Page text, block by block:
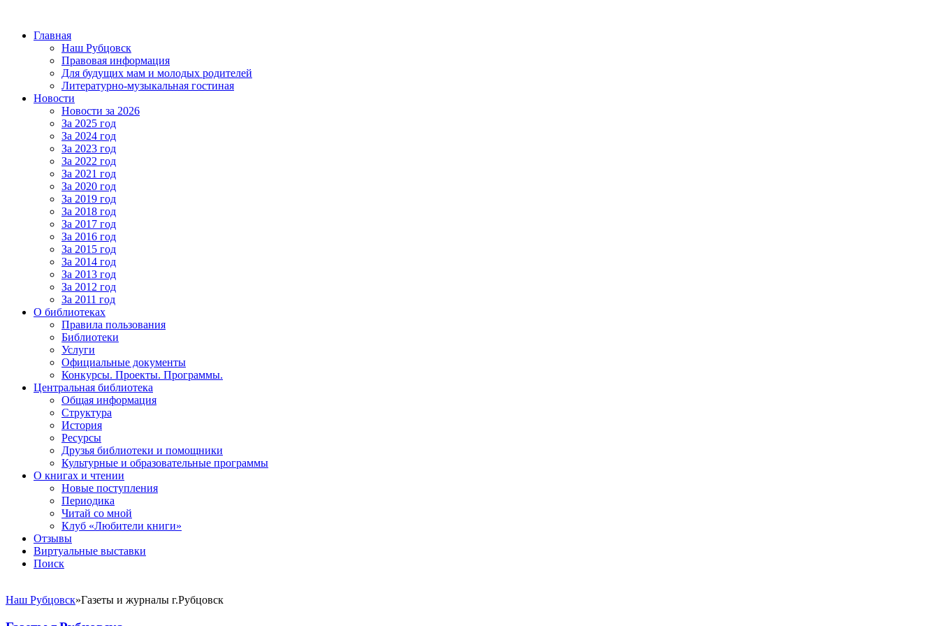
Главная
Наш Рубцовск
Правовая информация
Для будущих мам и молодых родителей
Литературно-музыкальная гостиная
Новости
Новости за 2026
За 2025 год
За 2024 год
За 2023 год
За 2022 год
За 2021 год
За 2020 год
За 2019 год
За 2018 год
За 2017 год
За 2016 год
За 2015 год
За 2014 год
За 2013 год
За 2012 год
За 2011 год
О библиотеках
Правила пользования
Библиотеки
Услуги
Официальные документы
Конкурсы. Проекты. Программы.
Центральная библиотека
Общая информация
Структура
История
Ресурсы
Друзья библиотеки и помощники
Культурные и образовательные программы
О книгах и чтении
Новые поступления
Периодика
Читай со мной
Клуб «Любители книги»
Отзывы
Виртуальные выставки
Поиск
Наш Рубцовск»Газеты и журналы г.Рубцовск